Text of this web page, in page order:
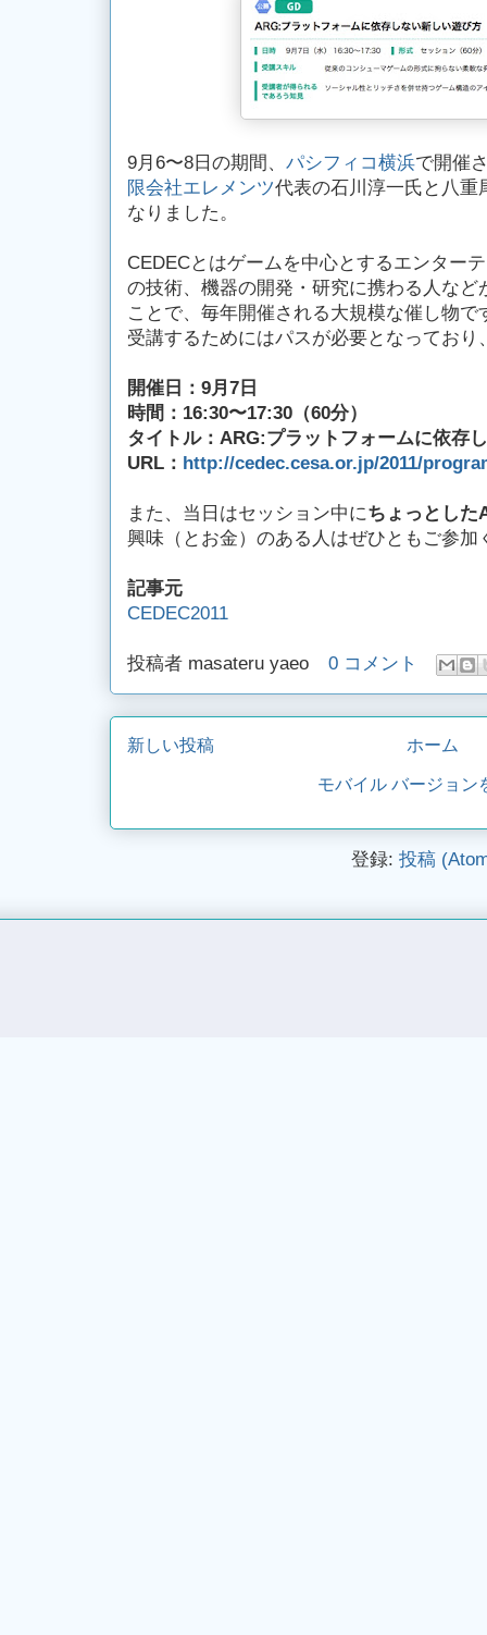
9月6〜8日の期間、 パシフィコ横浜で開催
限会社エレメンツ代表の石川淳一氏と八重
なりました。
CEDECとはゲームを中心とするエンター
の技術、機器の開発・研究に携わる人な
ことで、毎年開催される大規模な催し物で
受講するためにはパスが必要となっており
開催日：9月7日
時間：16:30〜17:30（60分）
タイトル：ARG:プラットフォームに依存
URL： http://cedec.cesa.or.jp/2011/
また、当日はセッション中にちょっとした
興味（とお金）のある人はぜひともご参加
記事元
CEDEC2011
投稿者 masateru yaeo 0 コメント
新しい投稿 ホーム
モバイル バージョン
登録: 投稿